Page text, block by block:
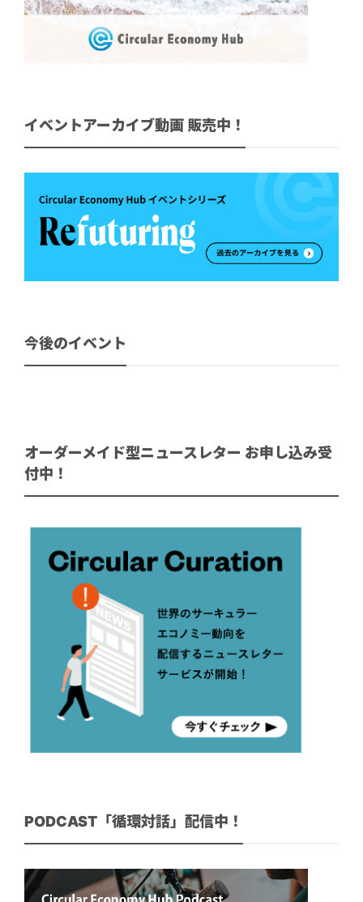
イベントアーカイブ動画 販売中！
今後のイベント
オーダーメイド型ニュースレター お申し込み受
付中！
PODCAST「循環対話」配信中！